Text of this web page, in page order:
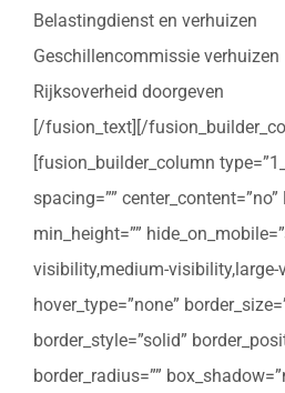
Belastingdienst en verhuizen
Geschillencommissie verhuizen
Rijksoverheid doorgeven
[/fusion_text][/
[fusion_builder_column
spacing=”” center_content=”no”
min_height=””
visibility,medium-visibility,large-
hover_type=”none”
border_style=”solid”
border_radius=””